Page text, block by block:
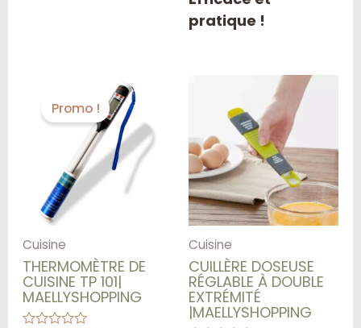
pratique !
Promo !
Cuisine
THERMOMÈTRE DE
CUISINE TP 101|
MAELLYSHOPPING
prix
initial
était :
6000 CFA.
est :
3000 CFA.
Cuisine
CUILLÈRE DOSEUSE
RÉGLABLE À DOUBLE
EXTRÉMITÉ
|MAELLYSHOPPING